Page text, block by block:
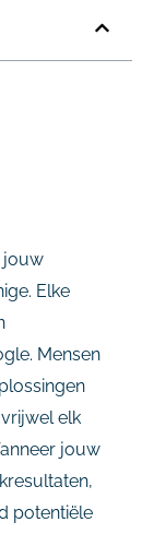
jouw
Elke
Mensen
vrijwel elk
jouw
potentiële